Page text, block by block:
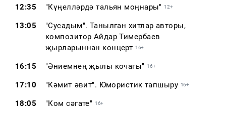
12:35 "Күңелләрдә тальян моңнары" 12+
13:05
"Сусадым". Танылган хитлар авторы,
композитор Айдар Тимербаев
җырларыннан концерт 16+
16:15 "Әниемнең җылы кочагы" 16+
17:10 "Кәмит Җәвит". Юмористик тапшыру 16+
18:05 "Ком сәгате" 16+